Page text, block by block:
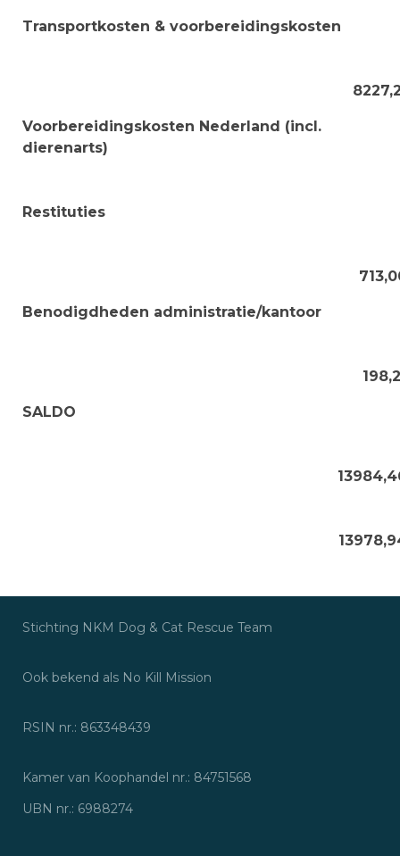
Transportkosten & voorbereidingskosten
Voorbereidingskosten Nederland (incl.
dierenarts)
Restituties
Benodigdheden administratie/kantoor
SALDO
Stichting NKM Dog & Cat Rescue Team
Ook bekend als No Kill Mission
RSIN nr.: 863348439
Kamer van Koophandel nr.: 84751568
UBN nr.: 6988274